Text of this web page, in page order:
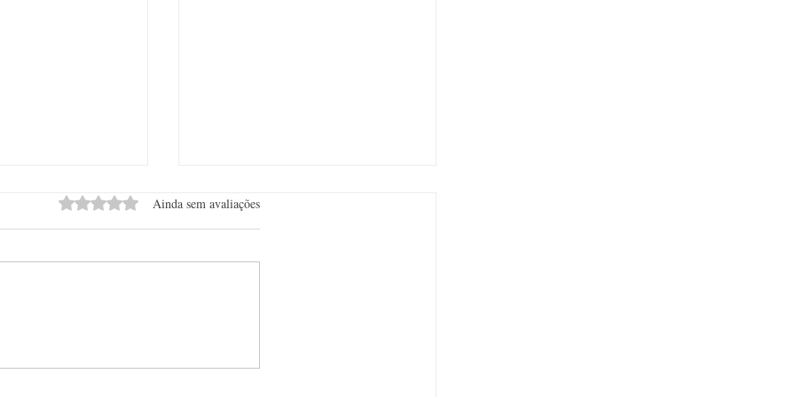
Avaliado com 0 de 5 estrelas.
Ainda sem avaliações